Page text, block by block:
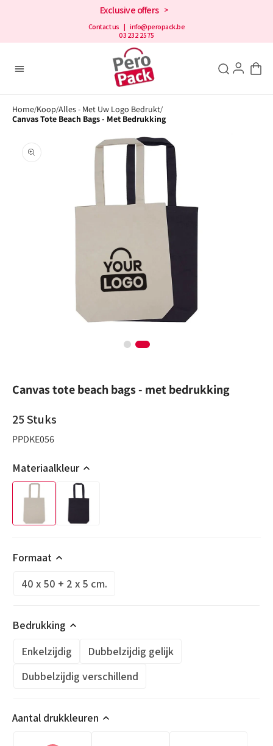
Exclusive offers >
Contact us | info@peropack.be
03 232 2575
Home/Koop/Alles - Met Uw Logo Bedrukt/
Canvas Tote Beach Bags - Met Bedrukking
in
galerijweergave
Canvas tote beach bags - met bedrukking
25Stuks
PPDKE056
Materiaalkleur
Formaat
40 x 50 + 2 x 5 cm.
Bedrukking
Enkelzijdig
Dubbelzijdig gelijk
Dubbelzijdig verschillend
Aantal drukkleuren